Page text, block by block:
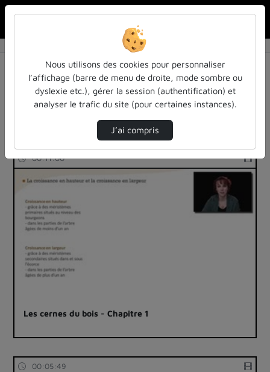
Résultats de la recherche
Filtres actifs (cliquer pour en retirer) :
Français
arbre mooc-anatomie-du-bois
00:11:00
Les cernes du bois - Chapitre 1
00:05:49
Nous utilisons des cookies pour personnaliser
l’affichage (barre de menu de droite, mode sombre ou
dyslexie etc.), gérer la session (authentification) et
analyser le trafic du site (pour certaines instances).
J’ai compris